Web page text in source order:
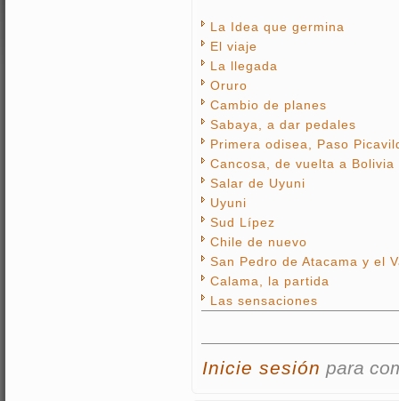
La Idea que germina
El viaje
La llegada
Oruro
Cambio de planes
Sabaya, a dar pedales
Primera odisea, Paso
Cancosa, de vuelta a Bolivia
Salar de Uyuni
Uyuni
Sud Lípez
Chile de nuevo
San Pedro de Atacama y el
Calama, la partida
Las sensaciones
Inicie sesión para